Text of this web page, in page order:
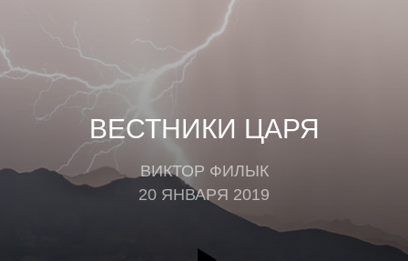
ВЕСТНИКИ ЦАРЯ
ВИКТОР ФИЛЫК
20 ЯНВАРЯ 2019